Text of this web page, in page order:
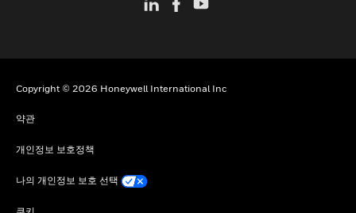
Copyright © 2026 Honeywell International Inc
약관
개인정보 보호정책
나의 개인정보 보호 선택